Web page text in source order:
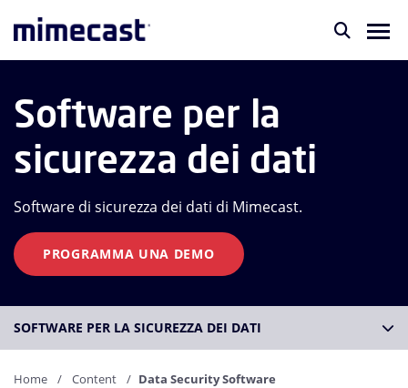
Software per la
sicurezza dei dati
Software di sicurezza dei dati di Mimecast.
PROGRAMMA UNA DEMO
SOFTWARE PER LA SICUREZZA DEI DATI
Home Content Data Security Software